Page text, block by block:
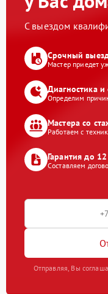
С выездом
Срочный
Мастер приедет
Диагностика и
Определим
Мастера со
Работаем с
Гарантия до
Составляем
Отправляя, Вы